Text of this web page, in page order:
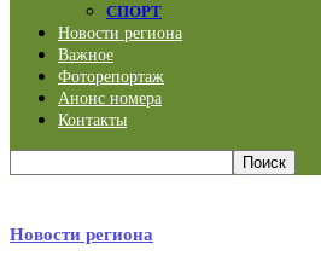
СПОРТ
Новости региона
Важное
Фоторепортаж
Анонс номера
Контакты
Новости региона